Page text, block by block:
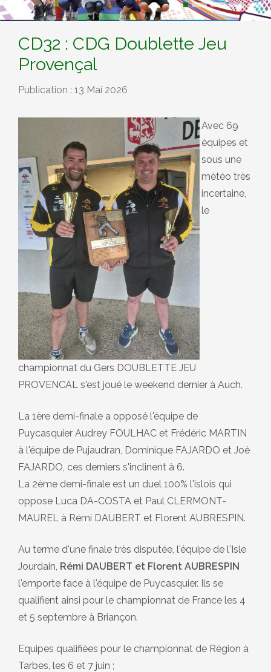
CD32 : CDG Doublette Jeu
Provençal
Publication : 13 Mai 2026
Avec 69
équipes et
sous une
météo très
incertaine,
le
championnat du Gers DOUBLETTE JEU
PROVENCAL s'est joué le weekend dernier à Auch.
La 1ère demi-finale a opposé l'équipe de
Puycasquier Audrey FOULHAC et Frédéric MARTIN
à l'équipe de Pujaudran, Dominique FAJARDO et Joé
FAJARDO, ces derniers s'inclinent à 6.
La 2ème demi-finale est un duel 100% l'islois qui
oppose Luca DA-COSTA et Paul CLERMONT-
MAUREL à Rémi DAUBERT et Florent AUBRESPIN.
Au terme d'une finale très disputée, l'équipe de l'Isle
Jourdain, Rémi DAUBERT et Florent AUBRESPIN
l'emporte face à l'équipe de Puycasquier. Ils se
qualifient ainsi pour le championnat de France les 4
et 5 septembre à Briançon.
Equipes qualifiées pour le championnat de Région à
Tarbes, les 6 et 7 juin ;